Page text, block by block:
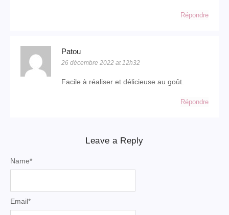
Répondre
Patou
26 décembre 2022 at 12h32
Facile à réaliser et délicieuse au goût.
Répondre
Leave a Reply
Name*
Email*